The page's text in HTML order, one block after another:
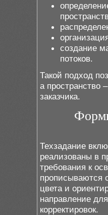
создание
потоков.
Такой подход
а пространство
заказчика.
Техзадание
реализованы в
требования к
прописываются
цвета и
направление
корректировок.